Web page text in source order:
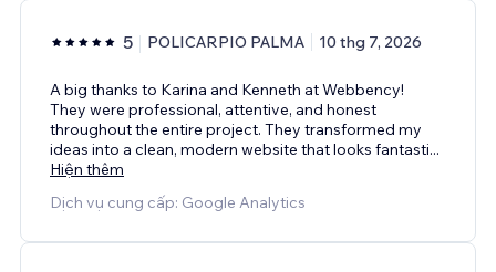
5 POLICARPIO PALMA 10 thg 7, 2026
A big thanks to Karina and Kenneth at Webbency!
They were professional, attentive, and honest
throughout the entire project. They transformed my
ideas into a clean, modern website that looks fantasti...
Hiện thêm
Dịch vụ cung cấp: Google Analytics